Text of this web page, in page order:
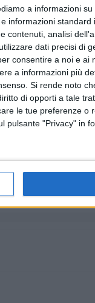
a informazioni
informazioni
contenuti, analisi
dati precisi di
consentire a noi e
a informazioni più
Si rende noto
di opporti a tale
le tue preferenze o
pulsante "Privacy" in
tecnica al
a questioni
e ai comitati
quello di un
di servizi, di spazi
che preferisce
urbano e sociale
ad esporsi